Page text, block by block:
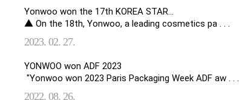
Yonwoo won the 17th KOREA STAR…
▲ On the 18th, Yonwoo, a leading cosmetics pa . . .
2023. 02. 27.
YONWOO won ADF 2023
"Yonwoo won 2023 Paris Packaging Week ADF aw . . .
2022. 08. 26.